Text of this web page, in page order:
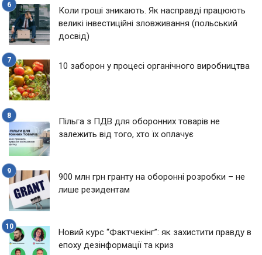
Коли гроші зникають. Як насправді працюють
великі інвестиційні зловживання (польський
досвід)
10 заборон у процесі органічного виробництва
Пільга з ПДВ для оборонних товарів не
залежить від того, хто їх оплачує
900 млн грн гранту на оборонні розробки – не
лише резидентам
Новий курс “Фактчекінг”: як захистити правду в
епоху дезінформації та криз